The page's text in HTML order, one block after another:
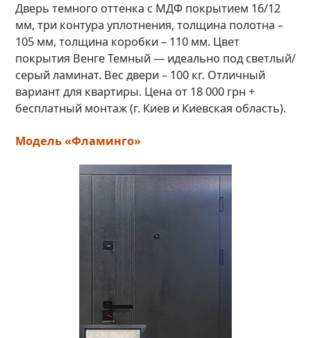
Дверь темного оттенка с МДФ покрытием 16/12
мм, три контура уплотнения, толщина полотна –
105 мм, толщина коробки – 110 мм. Цвет
покрытия Венге Темный — идеально под светлый/
серый ламинат. Вес двери – 100 кг. Отличный
вариант для квартиры. Цена от 18 000 грн +
бесплатный монтаж (г. Киев и Киевская область).
Модель «Фламинго»